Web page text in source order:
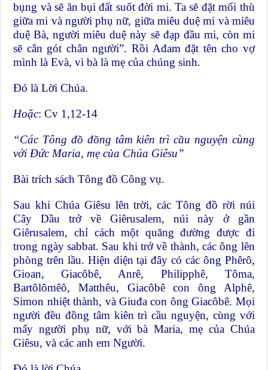
bụng và sẽ ăn bụi đất suốt đời mi. Ta sẽ đặt mối thù
giữa mi và người phụ nữ, giữa miêu duệ mi và miêu
duệ Bà, người miêu duệ này sẽ đạp đầu mi, còn mi
sẽ cắn gót chân người”. Rồi Ađam đặt tên cho vợ
mình là Evà, vì bà là mẹ của chúng sinh.
Đó là Lời Chúa.
Hoặc: Cv 1,12-14
“Các Tông đồ đồng tâm kiên trì cầu nguyện cùng
với Đức Maria, mẹ của Chúa Giêsu”
Bài trích sách Tông đồ Công vụ.
Sau khi Chúa Giêsu lên trời, các Tông đồ rời núi
Cây Dầu trở về Giêrusalem, núi này ở gần
Giêrusalem, chỉ cách một quãng đường được đi
trong ngày sabbat. Sau khi trở về thành, các ông lên
phòng trên lầu. Hiện diện tại đây có các ông Phêrô,
Gioan, Giacôbê, Anrê, Philipphê, Tôma,
Bartôlômêô, Matthêu, Giacôbê con ông Alphê,
Simon nhiệt thành, và Giuđa con ông Giacôbê. Mọi
người đều đồng tâm kiên trì cầu nguyện, cùng với
mấy người phụ nữ, với bà Maria, mẹ của Chúa
Giêsu, và các anh em Người.